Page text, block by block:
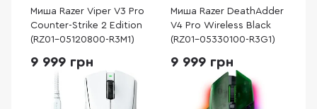
Миша Razer Viper V3 Pro
Counter-Strike 2 Edition
(RZ01-05120800-R3M1)
9 999 грн
Миша Razer DeathAdder
V4 Pro Wireless Black
(RZ01-05330100-R3G1)
9 999 грн